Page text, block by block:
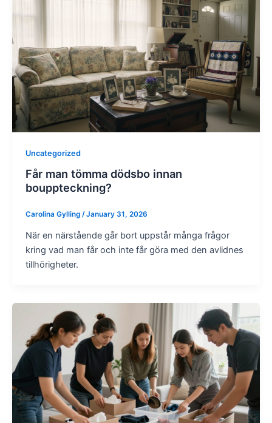
Uncategorized
Får man tömma dödsbo innan
bouppteckning?
Carolina Gylling /January 31, 2026
När en närstående går bort uppstår många frågor
kring vad man får och inte får göra med den avlidnes
tillhörigheter.